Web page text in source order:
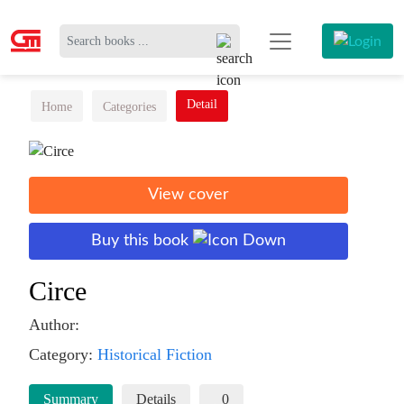
Home Categories Detail
View cover
Buy this book
Circe
Author:
Category: Historical Fiction
Summary Details 0